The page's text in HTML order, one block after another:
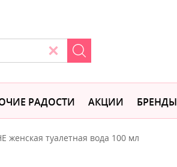
РАДОСТИ АКЦИИ БРЕНДЫ
женская туалетная вода 100 мл